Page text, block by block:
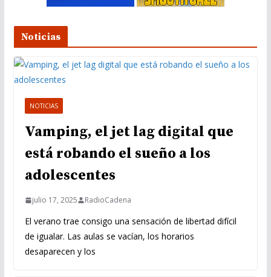
Noticias
NOTICIAS
Vamping, el jet lag digital que
está robando el sueño a los
adolescentes
julio 17, 2025 RadioCadena
El verano trae consigo una sensación de libertad difícil
de igualar. Las aulas se vacían, los horarios
desaparecen y los